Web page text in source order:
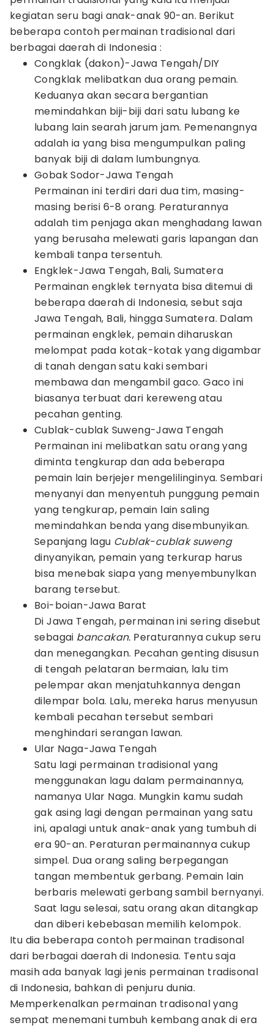
kegiatan seru bagi anak-anak 90-an. Berikut
beberapa contoh permainan tradisional dari
berbagai daerah di Indonesia :
Congklak (dakon)-Jawa Tengah/DIY
Congklak melibatkan dua orang pemain.
Keduanya akan secara bergantian
memindahkan biji-biji dari satu lubang ke
lubang lain searah jarum jam. Pemenangnya
adalah ia yang bisa mengumpulkan paling
banyak biji di dalam lumbungnya.
Gobak Sodor-Jawa Tengah
Permainan ini terdiri dari dua tim, masing-
masing berisi 6-8 orang. Peraturannya
adalah tim penjaga akan menghadang lawan
yang berusaha melewati garis lapangan dan
kembali tanpa tersentuh.
Engklek-Jawa Tengah, Bali, Sumatera
Permainan engklek ternyata bisa ditemui di
beberapa daerah di Indonesia, sebut saja
Jawa Tengah, Bali, hingga Sumatera. Dalam
permainan engklek, pemain diharuskan
melompat pada kotak-kotak yang digambar
di tanah dengan satu kaki sembari
membawa dan mengambil gaco. Gaco ini
biasanya terbuat dari kereweng atau
pecahan genting.
Cublak-cublak Suweng-Jawa Tengah
Permainan ini melibatkan satu orang yang
diminta tengkurap dan ada beberapa
pemain lain berjejer mengelilinginya. Sembari
menyanyi dan menyentuh punggung pemain
yang tengkurap, pemain lain saling
memindahkan benda yang disembunyikan.
Sepanjang lagu Cublak-cublak suweng
dinyanyikan, pemain yang terkurap harus
bisa menebak siapa yang menyembunylkan
barang tersebut.
Boi-boian-Jawa Barat
Di Jawa Tengah, permainan ini sering disebut
sebagai bancakan. Peraturannya cukup seru
dan menegangkan. Pecahan genting disusun
di tengah pelataran bermaian, lalu tim
pelempar akan menjatuhkannya dengan
dilempar bola. Lalu, mereka harus menyusun
kembali pecahan tersebut sembari
menghindari serangan lawan.
Ular Naga-Jawa Tengah
Satu lagi permainan tradisional yang
menggunakan lagu dalam permainannya,
namanya Ular Naga. Mungkin kamu sudah
gak asing lagi dengan permainan yang satu
ini, apalagi untuk anak-anak yang tumbuh di
era 90-an. Peraturan permainannya cukup
simpel. Dua orang saling berpegangan
tangan membentuk gerbang. Pemain lain
berbaris melewati gerbang sambil bernyanyi.
Saat lagu selesai, satu orang akan ditangkap
dan diberi kebebasan memilih kelompok.
Itu dia beberapa contoh permainan tradisonal
dari berbagai daerah di Indonesia. Tentu saja
masih ada banyak lagi jenis permainan tradisonal
di Indonesia, bahkan di penjuru dunia.
Memperkenalkan permainan tradisonal yang
sempat menemani tumbuh kembang anak di era